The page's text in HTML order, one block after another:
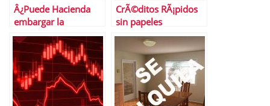
Â¿Puede Hacienda
embargar la
devoluciÃ³n de la
renta?
CrÃ©ditos RÃ¡pidos
sin papeles